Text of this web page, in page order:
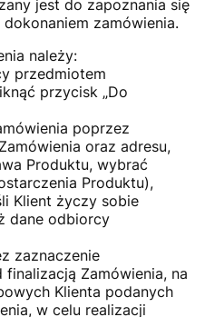
jest do zapoznania się
zamówienia.
należy:
przedmiotem
przycisk „Do
poprzez
oraz adresu,
Produktu, wybrać
Produktu),
Klient życzy sobie
dane odbiorcy
zaznaczenie
Zamówienia, na
Klienta podanych
w celu realizacji